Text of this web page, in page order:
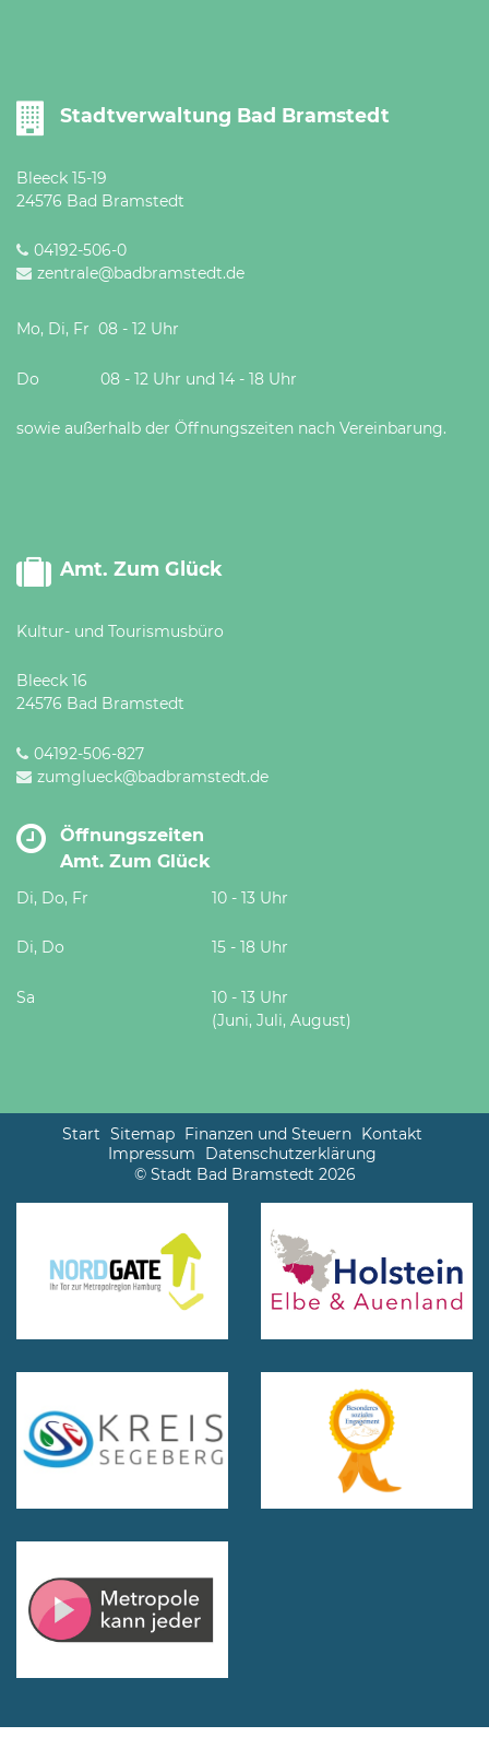
Stadtverwaltung Bad Bramstedt
Bleeck 15-19
24576 Bad Bramstedt
04192-506-0
zentrale@badbramstedt.de
Mo, Di, Fr 08 - 12 Uhr
Do 08 - 12 Uhr und 14 - 18 Uhr
sowie außerhalb der Öffnungszeiten nach Vereinbarung.
Amt. Zum Glück
Kultur- und Tourismusbüro
Bleeck 16
24576 Bad Bramstedt
04192-506-827
zumglueck@badbramstedt.de
Öffnungszeiten
Amt. Zum Glück
Di, Do, Fr 10 - 13 Uhr
Di, Do 15 - 18 Uhr
Sa
10 - 13 Uhr
(Juni, Juli, August)
Start Sitemap Finanzen und Steuern Kontakt
Impressum
Datenschutzerklärung
© Stadt Bad Bramstedt 2026